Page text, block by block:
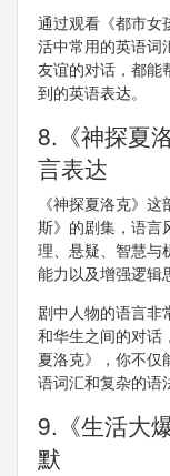
通过观看《都市女
活中常用的英语词
友谊的对话，都能
到的英语表达。
8.《神探夏
言表达
《神探夏洛克》
斯》的剧集，语言
理、悬疑、智慧与
能力以及增强逻辑
剧中人物的语言非
和华生之间的对话
夏洛克》，你不仅
语词汇和复杂的语
9.《生活大
默